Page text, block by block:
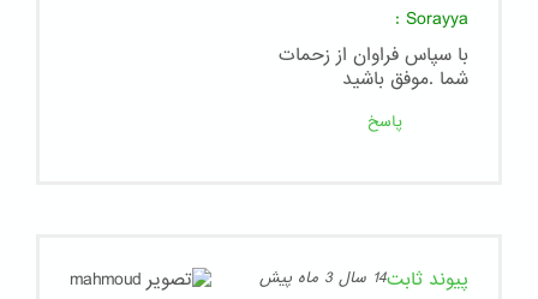
Sorayya
:
با سپاس فراوان از زحمات
شما .موفق باشید
پاسخ
پیوند ثابت14 سال 3 ماه پیش